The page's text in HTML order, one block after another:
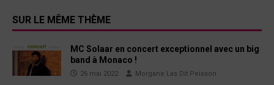
SUR LE MÊME THÈME
MC Solaar en concert exceptionnel avec un big
band à Monaco !
26 mai 2022 Morgane Las Dit Peisson